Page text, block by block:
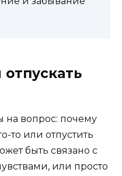
на вопрос: почему
то или отпустить
быть связано с
или просто